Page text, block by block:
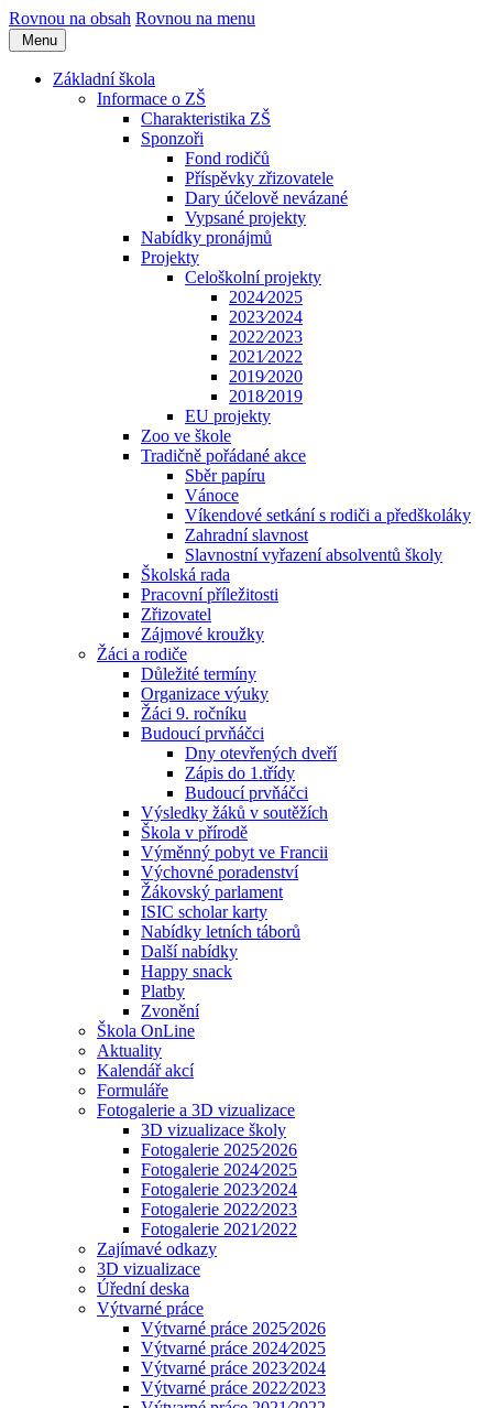
Rovnou na obsah Rovnou na menu
Menu
Základní škola
Informace o ZŠ
Charakteristika ZŠ
Sponzoři
Fond rodičů
Příspěvky zřizovatele
Dary účelově nevázané
Vypsané projekty
Nabídky pronájmů
Projekty
Celoškolní projekty
2024⁄2025
2023⁄2024
2022⁄2023
2021⁄2022
2019⁄2020
2018⁄2019
EU projekty
Zoo ve škole
Tradičně pořádané akce
Sběr papíru
Vánoce
Víkendové setkání s rodiči a předškoláky
Zahradní slavnost
Slavnostní vyřazení absolventů školy
Školská rada
Pracovní příležitosti
Zřizovatel
Zájmové kroužky
Žáci a rodiče
Důležité termíny
Organizace výuky
Žáci 9. ročníku
Budoucí prvňáčci
Dny otevřených dveří
Zápis do 1.třídy
Budoucí prvňáčci
Výsledky žáků v soutěžích
Škola v přírodě
Výměnný pobyt ve Francii
Výchovné poradenství
Žákovský parlament
ISIC scholar karty
Nabídky letních táborů
Další nabídky
Happy snack
Platby
Zvonění
Škola OnLine
Aktuality
Kalendář akcí
Formuláře
Fotogalerie a 3D vizualizace
3D vizualizace školy
Fotogalerie 2025⁄2026
Fotogalerie 2024⁄2025
Fotogalerie 2023⁄2024
Fotogalerie 2022⁄2023
Fotogalerie 2021⁄2022
Zajímavé odkazy
3D vizualizace
Úřední deska
Výtvarné práce
Výtvarné práce 2025⁄2026
Výtvarné práce 2024⁄2025
Výtvarné práce 2023⁄2024
Výtvarné práce 2022⁄2023